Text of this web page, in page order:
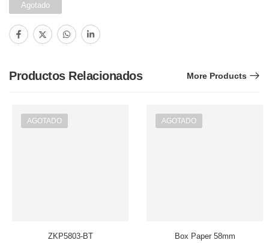
Agotado
Productos Relacionados More Products
AGOTADO
ZKP5803-BT
AGOTADO
Box Paper 58mm